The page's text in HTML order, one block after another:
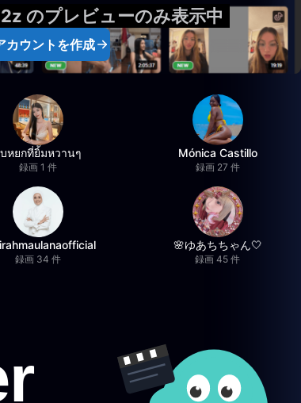
のプレビューのみ表示中
カウントを作成
หยกที่ยิ้มหวานๆ
録画 1 件
Mónica Castillo
録画 27 件
録画 34 件
🌸ゆあちちゃん🤍
録画 45 件